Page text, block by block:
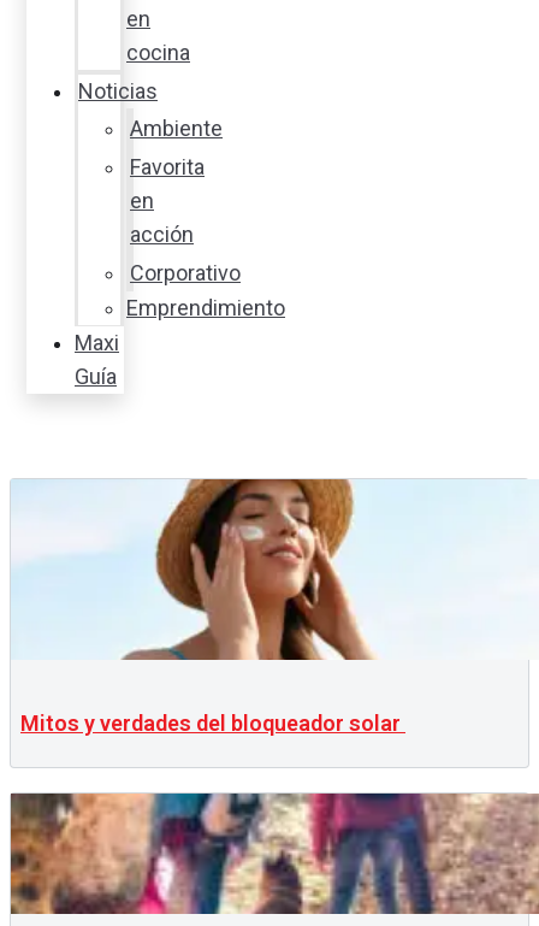
en
cocina
Noticias
Ambiente
Favorita
en
acción
Corporativo
Emprendimiento
Maxi
Guía
Mitos y verdades del bloqueador solar